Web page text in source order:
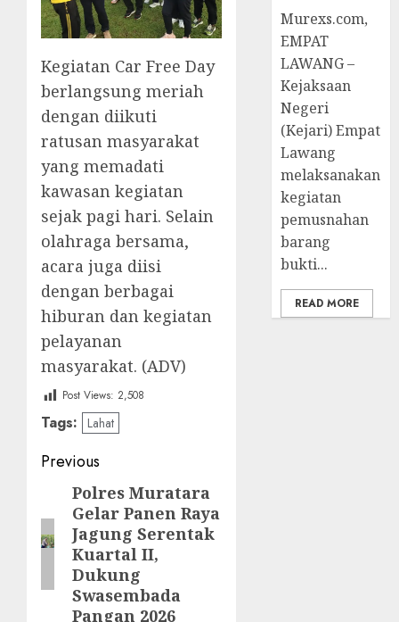
Kegiatan Car Free Day
berlangsung meriah
dengan diikuti
ratusan masyarakat
yang memadati
kawasan kegiatan
sejak pagi hari. Selain
olahraga bersama,
acara juga diisi
dengan berbagai
hiburan dan kegiatan
pelayanan
masyarakat. (ADV)
Post Views: 2,508
Tags: Lahat
Post
navigation
Previous
Previous
post:
Polres Muratara
Gelar Panen Raya
Jagung Serentak
Kuartal II,
Dukung
Swasembada
Pangan 2026
‎Murexs.com,
EMPAT
LAWANG –
Kejaksaan
Negeri
(Kejari) Empat
Lawang
melaksanakan
kegiatan
pemusnahan
barang
bukti...
READ MORE